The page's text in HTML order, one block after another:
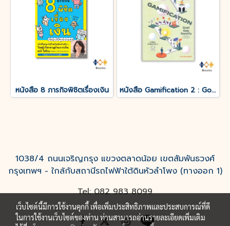
หนังสือ 8 ภารกิจพิชิตเรื่องเงิน หนังสือ Gamification 2 : Goal-Gap-Gamify จูงใจคนด้วยกลไกเกม 2
1038/4 ถนนเจริญกรุง แขวงตลาดน้อย เขตสัมพันธวงศ์
กรุงเทพฯ - ใกล้กับสถานีรถไฟฟ้าใต้ดินหัวลำโพง (ทางออก 1)
Tel: 082 983 8099
เว็บไซต์นี้มีการใช้งานคุกกี้ เพื่อเพิ่มประสิทธิภาพและประสบการณ์ที่ดี
ในการใช้งานเว็บไซต์ของท่าน ท่านสามารถอ่านรายละเอียดเพิ่มเติม